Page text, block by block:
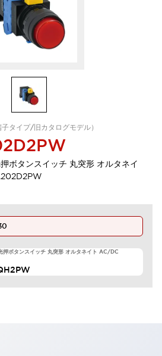
タイプ/旧カタログモデル）
ボタンスイッチ 丸突形 オルタネイ
ボタンスイッチ 丸突形 オルタネイト AC/DC